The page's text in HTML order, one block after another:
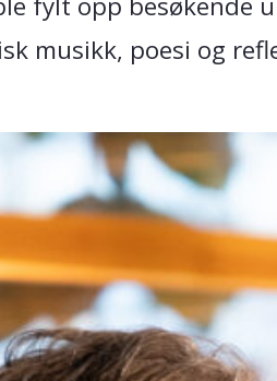
musikk, poesi og